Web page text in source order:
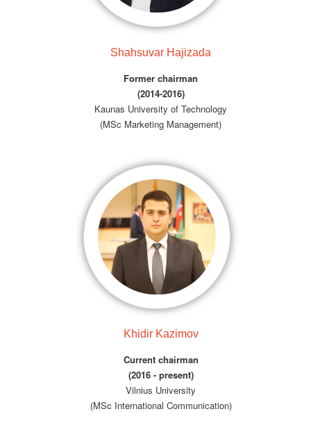
Shahsuvar Hajizada
Former chairman
(2014-2016)
Kaunas University of Technology
(MSc Marketing Management)
Khidir Kazimov
Current chairman
(2016 - present)
Vilnius University
(MSc International Communication)